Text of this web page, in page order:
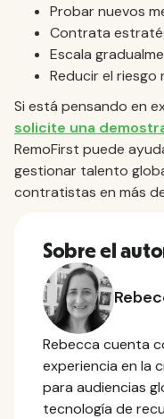
Probar nuevos
Contrata
Escala
Reducir el riesgo
Si está pensando en
solicite una
RemoFirst puede
gestionar talento
contratistas en más
Sobre el
Rebecca cuenta
experiencia en la
para audiencias
tecnología de